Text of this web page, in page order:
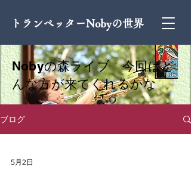
トランペッターNobyの世界
​Nobyの森ライブ 今回はど
んな方が来てくれるかな
ブログ
5月2日